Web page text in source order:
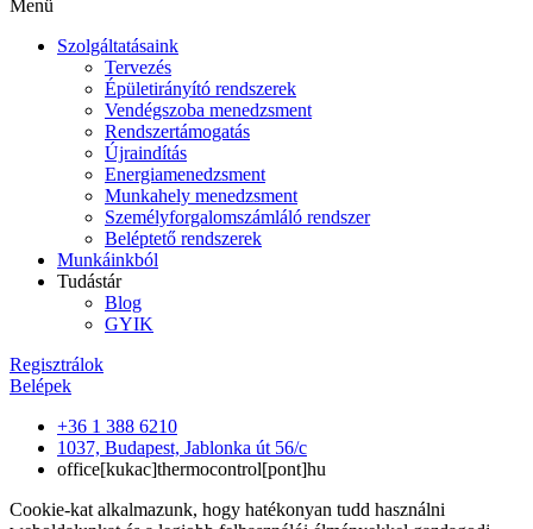
Menü
Szolgáltatásaink
Tervezés
Épületirányító rendszerek
Vendégszoba menedzsment
Rendszertámogatás
Újraindítás
Energiamenedzsment
Munkahely menedzsment
Személyforgalomszámláló rendszer
Beléptető rendszerek
Munkáinkból
Tudástár
Blog
GYIK
Regisztrálok
Belépek
+36 1 388 6210
1037, Budapest, Jablonka út 56/c
office[kukac]thermocontrol[pont]hu
Cookie-kat alkalmazunk, hogy hatékonyan tudd használni